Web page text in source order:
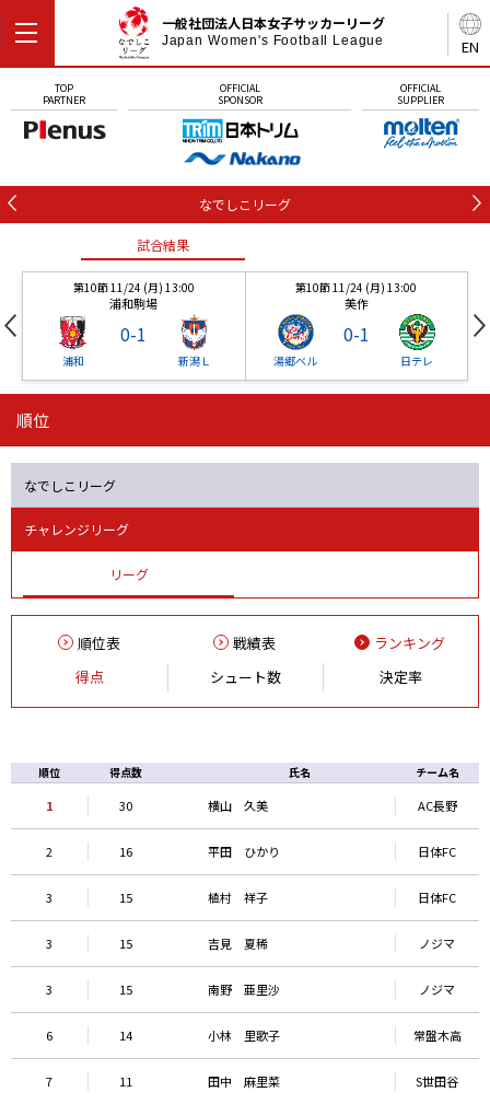
EN
一般社団法人日本女子サッカーリーグ
Japan Women's Football League
TOP
PARTNER
OFFICIAL
SPONSOR
OFFICIAL
SUPPLIER
なでしこリーグ
試合結果
第10節 11/24 (月) 13:00
浦和駒場
浦和
0-1
新潟Ｌ
第10節 11/24 (月) 13:00
美作
湯郷ベル
0-1
日テレ
順位
なでしこリーグ
チャレンジリーグ
リーグ
順位表 戦績表
ランキング
得点
シュート数 決定率
順位 得点数 氏名 チーム名
1 30 横山 久美 AC長野
2 16 平田 ひかり 日体FC
3 15 植村 祥子 日体FC
3 15 吉見 夏稀 ノジマ
3 15 南野 亜里沙 ノジマ
6 14 小林 里歌子 常盤木高
7 11 田中 麻里菜 S世田谷